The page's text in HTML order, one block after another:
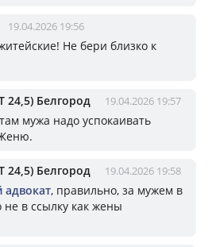
19.04.2026 19:56
Не бери близко к
24,5) Белгород 19.04.2026 19:57
мужа надо успокаивать
24,5) Белгород 19.04.2026 19:58
адвокат, правильно, за мужем в
не в ссылку как жены